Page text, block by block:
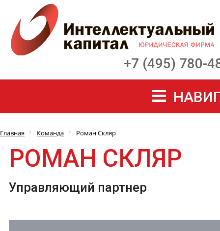
+7 (495) 780-
Главная Команда Роман Скляр
РОМАН СКЛЯР
Управляющий партнер